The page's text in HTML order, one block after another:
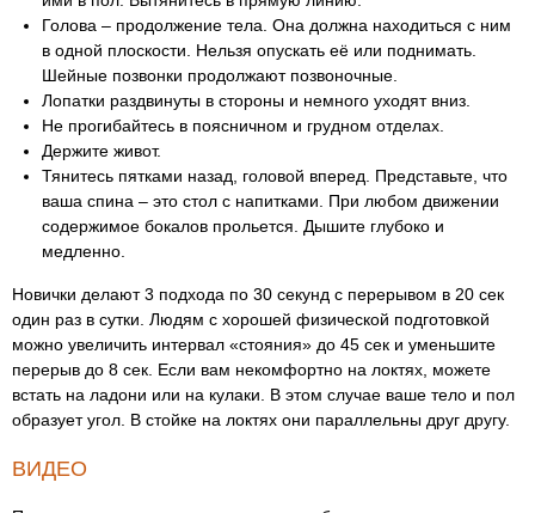
Голова – продолжение тела. Она должна находиться с ним
в одной плоскости. Нельзя опускать её или поднимать.
Шейные позвонки продолжают позвоночные.
Лопатки раздвинуты в стороны и немного уходят вниз.
Не прогибайтесь в поясничном и грудном отделах.
Держите живот.
Тянитесь пятками назад, головой вперед. Представьте, что
ваша спина – это стол с напитками. При любом движении
содержимое бокалов прольется. Дышите глубоко и
медленно.
Новички делают 3 подхода по 30 секунд с перерывом в 20 сек
один раз в сутки. Людям с хорошей физической подготовкой
можно увеличить интервал «стояния» до 45 сек и уменьшите
перерыв до 8 сек. Если вам некомфортно на локтях, можете
встать на ладони или на кулаки. В этом случае ваше тело и пол
образует угол. В стойке на локтях они параллельны друг другу.
ВИДЕО